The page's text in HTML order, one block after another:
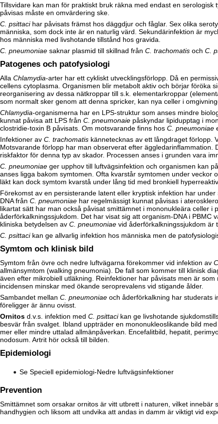
Tillsvidare kan man för praktiskt bruk räkna med endast en
påvisas måste en omvärdering ske.
C. psittacihar påvisats främst hos däggdjur och fåglar. Sex olika
människa, som dock inte är en naturlig värd. Sekundärinfektion är
hos människa med livshotande tillstånd hos gravida.
C. pneumoniae saknar plasmid till skillnad från C. trachomatis och C.
Patogenes och patofysiologi
Alla Chlamydia-arter har ett cykliskt utvecklingsförlopp. Då en
cellens cytoplasma. Organismen blir metabolt aktiv och börjar föröka
reorganisering av dessa nätkroppar till s.k. elementarkroppar
som normalt sker genom att denna spricker, kan nya celler i
Chlamydia-organismerna har en LPS-struktur som anses mindre
kunnat påvisa att LPS från C. pneumonaie påskyndar lipidupptag i
clostridie-toxin B påvisats. Om motsvarande finns hos C. pneumoniae
Infektioner av C. trachomatis kännetecknas av ett långdraget förlopp.
Motsvarande förlopp har man observerat efter
riskfaktor för denna typ av skador. Processen anses i grunden vara
C. pneumoniae ger upphov till luftvägsinfektion och organismen kan
anses ligga bakom symtomen. Ofta kvarstår symtomen under veckor
läkt kan dock symtom kvarstå under lång tid med bronkiell
Förekomst av en persisterande latent eller kryptisk infektion har
DNA från C. pneumoniae har regelmässigt kunnat påvisas i
likartat sätt har man också påvisat smittämnet i mononukleära celler
åderförkalkningssjukdom. Det har visat sig att organism-DNA i PBMC
kliniska betydelsen av C. pneumoniae vid åderförkalkningssjukdom är
C. psittacikan ge allvarlig infektion hos människa men de
Symtom och klinisk bild
Symtom från övre och nedre luftvägarna förekommer vid infektion av
allmänsymtom (walking pneumonia). De fall som kommer till klinisk
även efter mikrobiell utläkning. Reinfektioner har påvisats men är
incidensen minskar med ökande seroprevalens vid stigande ålder.
Sambandet mellan C. pneumoniae och åderförkalkning har studerats
föreligger är ännu ovisst.
Ornitos d.v.s. infektion med C. psittacikan ge livshotande
besvär från svalget. Ibland uppträder en mononukleoslikande bild
mer eller mindre uttalad allmänpåverkan. Encefalitbild, hepatit,
nodosum. Artrit hör också till bilden.
Epidemiologi
Se Speciell epidemiologi-Nedre luftvägsinfektioner
Prevention
Smittämnet som orsakar ornitos är vitt utbrett i naturen, vilket
handhygien och liksom att undvika att andas in damm är viktigt vid